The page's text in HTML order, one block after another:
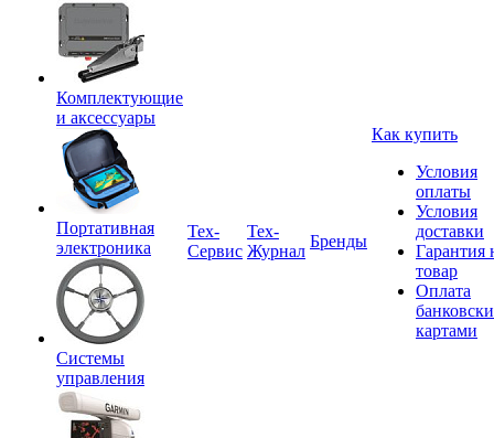
Комплектующие
и аксессуары
Портативная
электроника
Системы
управления
Tex-
Сервис
Тех-
Журнал
Бренды
Как купить
Условия
оплаты
Условия
доставки
Гарантия
товар
Оплата
картами